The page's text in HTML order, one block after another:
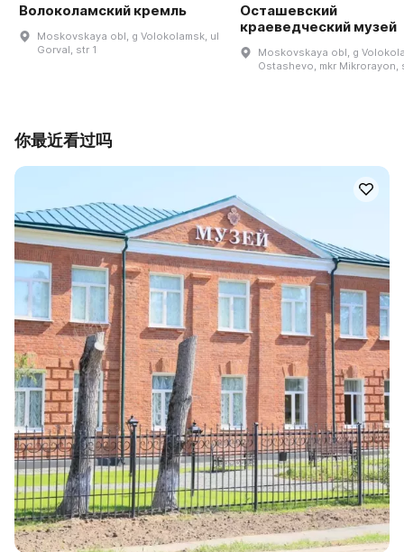
Волоколамский кремль
Moskovskaya obl, g Volokolamsk, ul
Gorval, str 1
Осташевский
краеведческий музей
Moskovskaya obl, g
Ostashevo, mkr Mikrorayon,
你最近看过吗